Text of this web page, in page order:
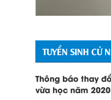
TUYỂN SINH CỬ
Thông báo thay
vừa học năm